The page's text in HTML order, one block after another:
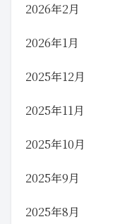
2026年2月
2026年1月
2025年12月
2025年11月
2025年10月
2025年9月
2025年8月